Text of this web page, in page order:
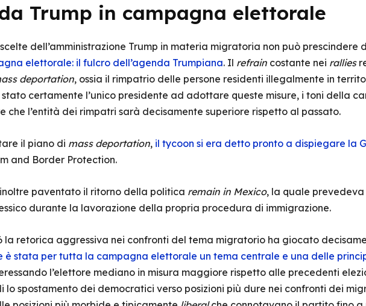
Trump in campagna elettorale
scelte dell’amministrazione Trump in materia migratoria non può prescindere
elettorale: il fulcro dell’agenda Trumpiana. Il refraincostante nei rallies
deportation, ossia il rimpatrio delle persone residenti illegalmente in
stato certamente l’unico presidente ad adottare queste misure, i toni della
che l’entità dei rimpatri sarà decisamente superiore rispetto al passato.
il piano di mass deportation, il tycoon si era detto pronto a dispiegare la
and Border Protection.
paventato il ritorno della politica remain in Mexico, la quale prevedeva
durante la lavorazione della propria procedura di immigrazione.
la retorica aggressiva nei confronti del tema migratorio ha giocato
è stata per tutta la campagna elettorale un tema centrale e una delle
l’elettore mediano in misura maggiore rispetto alle precedenti
lo spostamento dei democratici verso posizioni più dure nei confronti dei